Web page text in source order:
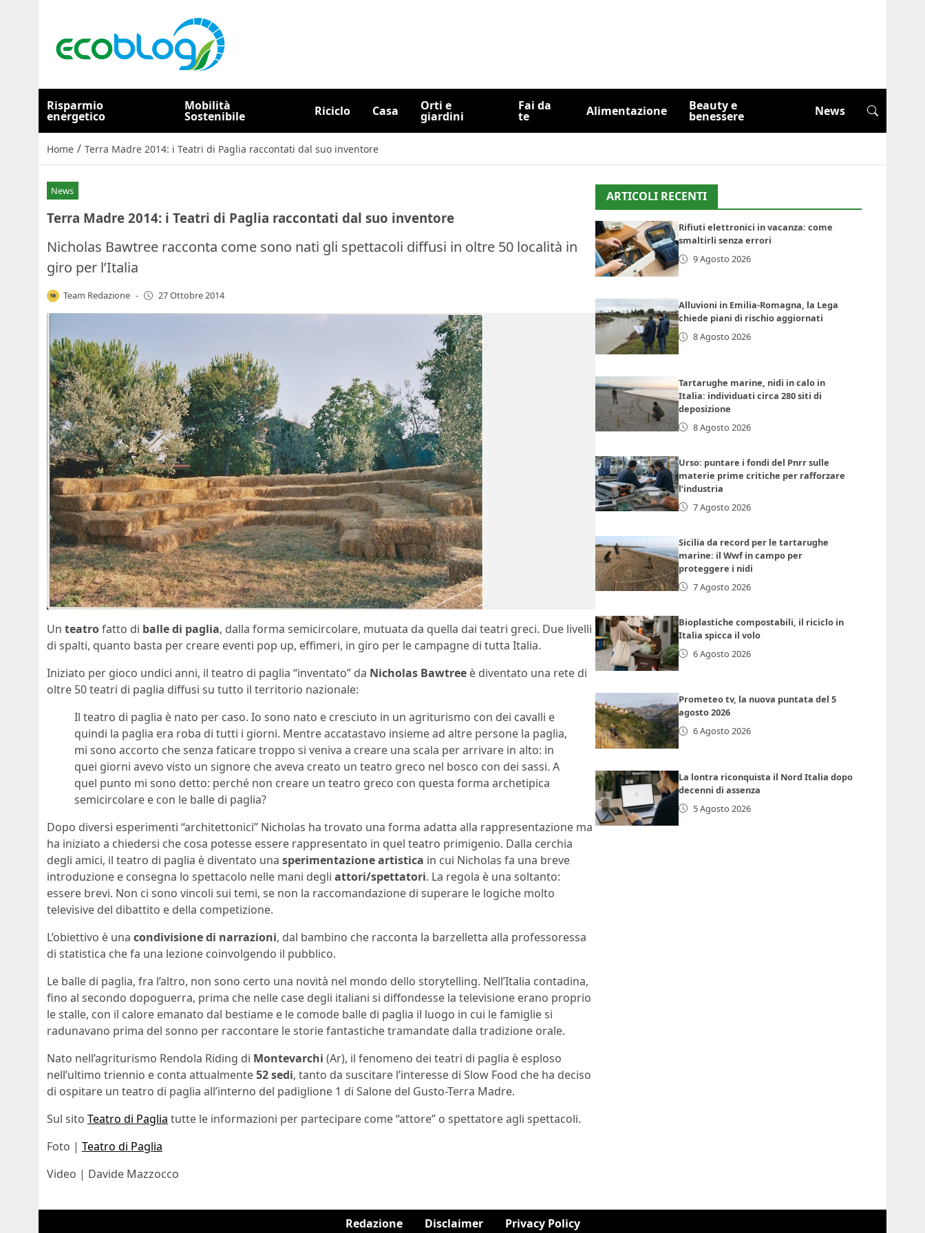
Risparmio
energetico
Mobilità
Sostenibile Riciclo Casa Orti e
giardini
Fai da
te Alimentazione Beauty e
benessere News
Home / Terra Madre 2014: i Teatri di Paglia raccontati dal suo inventore
News
Terra Madre 2014: i Teatri di Paglia raccontati dal suo inventore
Nicholas Bawtree racconta come sono nati gli spettacoli diffusi in oltre 50 località in
giro per l’Italia
Team Redazione - 27 Ottobre 2014
Un teatrofatto di balle di paglia, dalla forma semicircolare, mutuata da quella dai teatri greci. Due livelli
di spalti, quanto basta per creare eventi pop up, effimeri, in giro per le campagne di tutta Italia.
Iniziato per gioco undici anni, il teatro di paglia “inventato” da Nicholas Bawtree è diventato una rete di
oltre 50 teatri di paglia diffusi su tutto il territorio nazionale:
Il teatro di paglia è nato per caso. Io sono nato e cresciuto in un agriturismo con dei cavalli e
quindi la paglia era roba di tutti i giorni. Mentre accatastavo insieme ad altre persone la paglia,
mi sono accorto che senza faticare troppo si veniva a creare una scala per arrivare in alto: in
quei giorni avevo visto un signore che aveva creato un teatro greco nel bosco con dei sassi. A
quel punto mi sono detto: perché non creare un teatro greco con questa forma archetipica
semicircolare e con le balle di paglia?
Dopo diversi esperimenti “architettonici” Nicholas ha trovato una forma adatta alla rappresentazione ma
ha iniziato a chiedersi che cosa potesse essere rappresentato in quel teatro primigenio. Dalla cerchia
degli amici, il teatro di paglia è diventato una sperimentazione artistica in cui Nicholas fa una breve
introduzione e consegna lo spettacolo nelle mani degli attori/spettatori. La regola è una soltanto:
essere brevi. Non ci sono vincoli sui temi, se non la raccomandazione di superare le logiche molto
televisive del dibattito e della competizione.
L’obiettivo è una condivisione di narrazioni, dal bambino che racconta la barzelletta alla professoressa
di statistica che fa una lezione coinvolgendo il pubblico.
Le balle di paglia, fra l’altro, non sono certo una novità nel mondo dello storytelling. Nell’Italia contadina,
fino al secondo dopoguerra, prima che nelle case degli italiani si diffondesse la televisione erano proprio
le stalle, con il calore emanato dal bestiame e le comode balle di paglia il luogo in cui le famiglie si
radunavano prima del sonno per raccontare le storie fantastiche tramandate dalla tradizione orale.
Nato nell’agriturismo Rendola Riding di Montevarchi (Ar), il fenomeno dei teatri di paglia è esploso
nell’ultimo triennio e conta attualmente52 sedi, tanto da suscitare l’interesse di Slow Food che ha deciso
di ospitare un teatro di paglia all’interno del padiglione 1 di Salone del Gusto-Terra Madre.
Sul sito Teatro di Paglia tutte le informazioni per partecipare come “attore” o spettatore agli spettacoli.
Foto | Teatro di Paglia
Video | Davide Mazzocco
ARTICOLI RECENTI
Rifiuti elettronici in vacanza: come
smaltirli senza errori
9 Agosto 2026
Alluvioni in Emilia-Romagna, la Lega
chiede piani di rischio aggiornati
8 Agosto 2026
Tartarughe marine, nidi in calo in
Italia: individuati circa 280 siti di
deposizione
8 Agosto 2026
Urso: puntare i fondi del Pnrr sulle
materie prime critiche per rafforzare
l’industria
7 Agosto 2026
Sicilia da record per le tartarughe
marine: il Wwf in campo per
proteggere i nidi
7 Agosto 2026
Bioplastiche compostabili, il riciclo in
Italia spicca il volo
6 Agosto 2026
Prometeo tv, la nuova puntata del 5
agosto 2026
6 Agosto 2026
La lontra riconquista il Nord Italia dopo
decenni di assenza
5 Agosto 2026
Redazione Disclaimer Privacy Policy